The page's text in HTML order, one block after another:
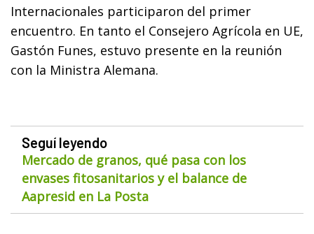
Internacionales participaron del primer
encuentro. En tanto el Consejero Agrícola en UE,
Gastón Funes, estuvo presente en la reunión
con la Ministra Alemana.
Seguí leyendo
Mercado de granos, qué pasa con los
envases fitosanitarios y el balance de
Aapresid en La Posta